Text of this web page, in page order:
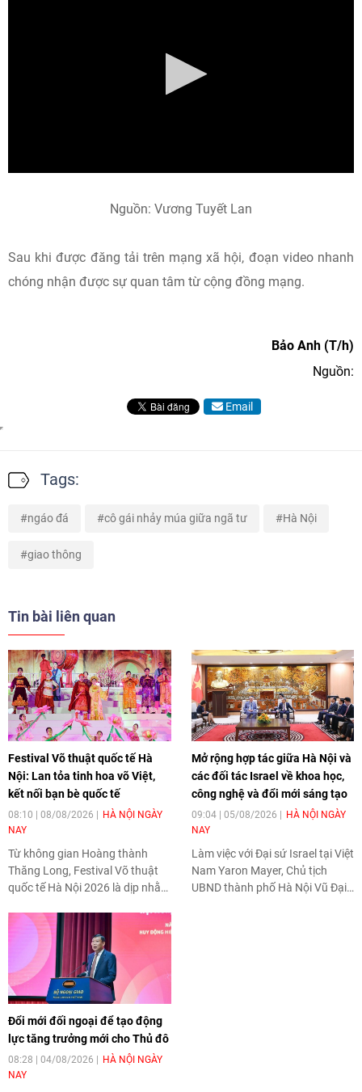
Nguồn: Vương Tuyết Lan
Sau khi được đăng tải trên mạng xã hội, đoạn video nhanh
chóng nhận được sự quan tâm từ cộng đồng mạng.
Bảo Anh (T/h)
Nguồn:
Email
Tags:
ngáo đá cô gái nhảy múa giữa ngã tư Hà Nội
giao thông
Tin bài liên quan
Festival Võ thuật quốc tế Hà
Nội: Lan tỏa tinh hoa võ Việt,
kết nối bạn bè quốc tế
08:10 | 08/08/2026
HÀ NỘI NGÀY
NAY
Từ không gian Hoàng thành
Thăng Long, Festival Võ thuật
quốc tế Hà Nội 2026 là dịp nhằm
của dân tộc, đồng thời mở ra
không gian giao lưu văn hóa, kết
nối các đoàn võ thuật trong
nước và quốc tế, góp phần
quảng bá hình ảnh Hà Nội, đất
nước và con người Việt Nam.
Mở rộng hợp tác giữa Hà Nội và
các đối tác Israel về khoa học,
công nghệ và đổi mới sáng tạo
09:04 | 05/08/2026
HÀ NỘI NGÀY
NAY
Làm việc với Đại sứ Israel tại Việt
Nam Yaron Mayer, Chủ tịch
UBND thành phố Hà Nội Vũ Đại
Đổi mới đối ngoại để tạo động
lực tăng trưởng mới cho Thủ đô
08:28 | 04/08/2026
HÀ NỘI NGÀY
NAY